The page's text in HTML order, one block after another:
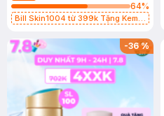
64%
Bill Skin1004 từ 399k Tặng Kem
SPF 50+ 20ml (SL Có Hạn)
-36%